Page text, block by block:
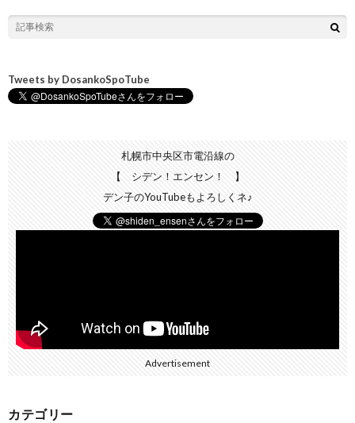
Tweets by DosankoSpoTube
札幌市中央区市電沿線の
【 シデン！エンセン！ 】
デン子のYouTubeもよろしくネ♪
Advertisement
カテゴリー